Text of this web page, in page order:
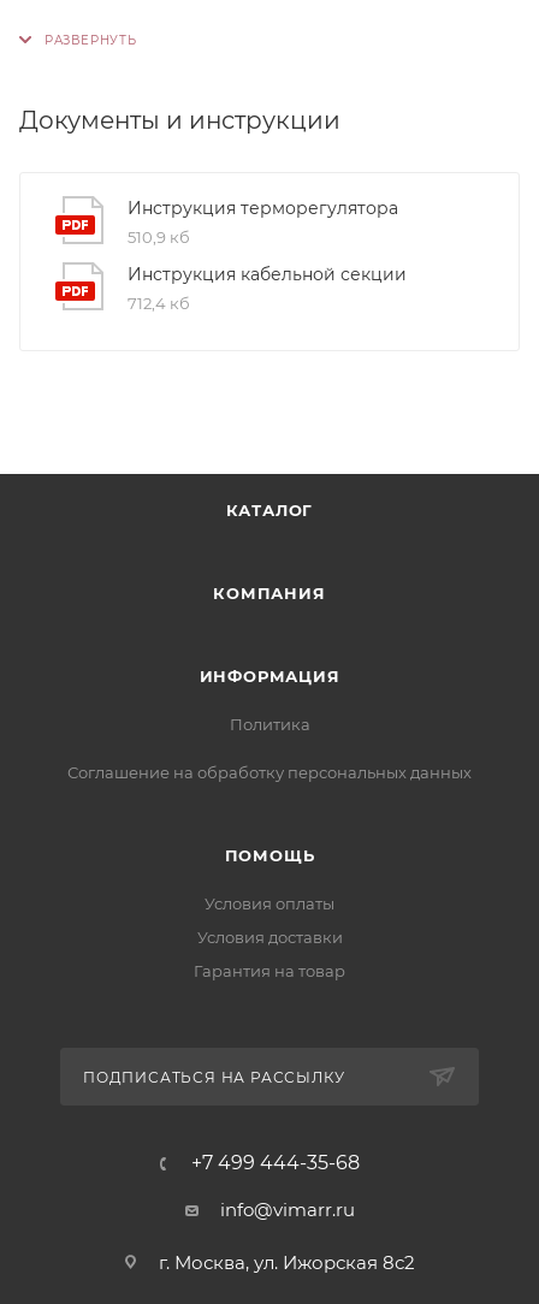
используются только высококачественные
9001:2015. Это обеспечивает надежность и
Документы и инструкции
Инструкция терморегулятора
510,9 кб
Инструкция кабельной секции
712,4 кб
КАТАЛОГ
КОМПАНИЯ
ИНФОРМАЦИЯ
Политика
Соглашение на обработку персональных данных
ПОМОЩЬ
Условия оплаты
Условия доставки
Гарантия на товар
ПОДПИСАТЬСЯ НА РАССЫЛКУ
+7 499 444-35-68
info@vimarr.ru
г. Москва, ул. Ижорская 8с2